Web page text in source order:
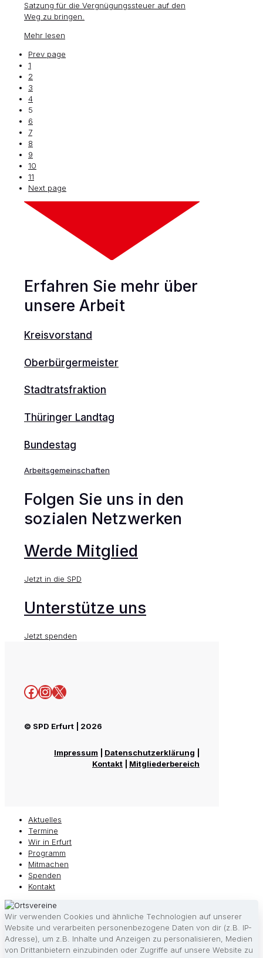
Satzung für die Vergnügungssteuer auf den
Weg zu bringen.
Mehr lesen
Prev page
1
2
3
4
5
6
7
8
9
10
11
Next page
Erfahren Sie mehr über
unsere Arbeit
Kreisvorstand
Oberbürgermeister
Stadtratsfraktion
Thüringer Landtag
Bundestag
Arbeitsgemeinschaften
Folgen Sie uns in den
sozialen Netzwerken
Werde Mitglied
Jetzt in die SPD
Unterstütze uns
Jetzt spenden
Facebook
Instagram
X
© SPD Erfurt | 2026
Impressum Datenschutzerklärung
Kontakt
Mitgliederbereich
Aktuelles
Termine
Wir in Erfurt
Programm
Mitmachen
Spenden
Kontakt
Wir verwenden Cookies und ähnliche Technologien auf unserer
Website und verarbeiten personenbezogene Daten von dir (z.B. IP-
Adresse), um z.B. Inhalte und Anzeigen zu personalisieren, Medien
von Drittanbietern einzubinden oder Zugriffe auf unsere Website zu